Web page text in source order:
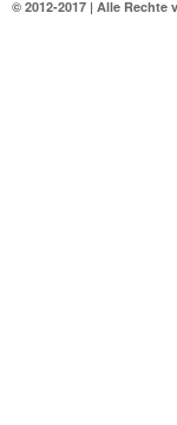
© 2012-2017 | Alle